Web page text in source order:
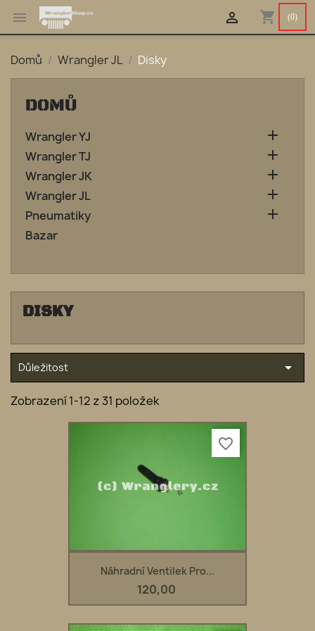
 shopping_cart (0)

Domů Wrangler JL Disky
DOMŮ
Wrangler YJ 
Wrangler TJ 
Wrangler JK 
Wrangler JL 
Pneumatiky 
Bazar
DISKY
Důležitost 
Zobrazení 1-12 z 31 položek
Náhradní Ventilek Pro...
120,00
favorite_border